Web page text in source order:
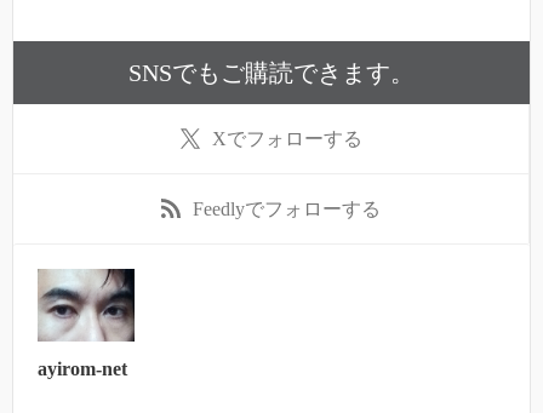
SNSでもご購読できます。
Xでフォローする
Feedlyでフォローする
ayirom-net